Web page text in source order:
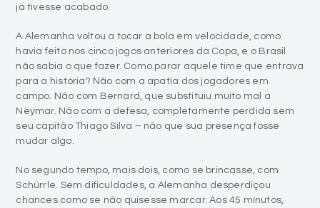
já tivesse acabado.
A Alemanha voltou a tocar a bola em velocidade, como
havia feito nos cinco jogos anteriores da Copa, e o Brasil
não sabia o que fazer. Como parar aquele time que entrava
para a história? Não com a apatia dos jogadores em
campo. Não com Bernard, que substituiu muito mal a
Neymar. Não com a defesa, completamente perdida sem
seu capitão Thiago Silva – não que sua presença fosse
mudar algo.
No segundo tempo, mais dois, como se brincasse, com
Schürrle. Sem dificuldades, a Alemanha desperdiçou
chances como se não quisesse marcar. Aos 45 minutos,